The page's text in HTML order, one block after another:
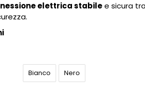
elettrica stabilee sicura
Bianco Nero